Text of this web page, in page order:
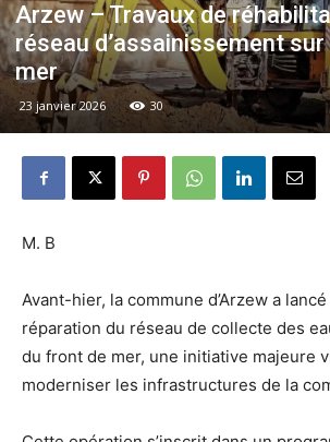
Arzew – Travaux de
réseau d’assainissement
mer
23 janvier 2026 30
M. B
Avant-hier, la commune d’Arzew a
réparation du réseau de collecte des
du front de mer, une initiative majeure
moderniser les infrastructures de la